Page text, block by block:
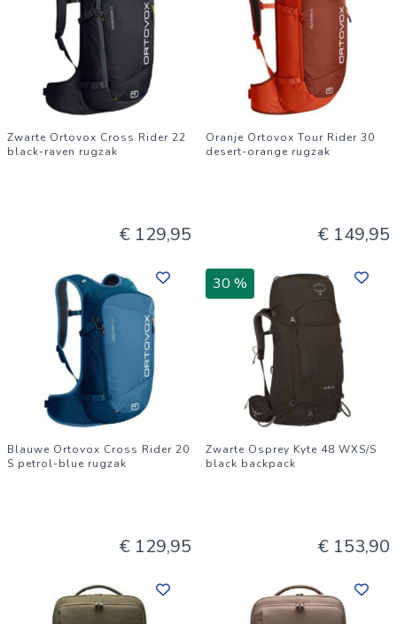
Zwarte Ortovox Cross Rider 22
black-raven rugzak
€ 129,95
Oranje Ortovox Tour Rider 30
desert-orange rugzak
€ 149,95
Blauwe Ortovox Cross Rider 20
S petrol-blue rugzak
€ 129,95
30 %
Zwarte Osprey Kyte 48 WXS/S
black backpack
€ 153,90